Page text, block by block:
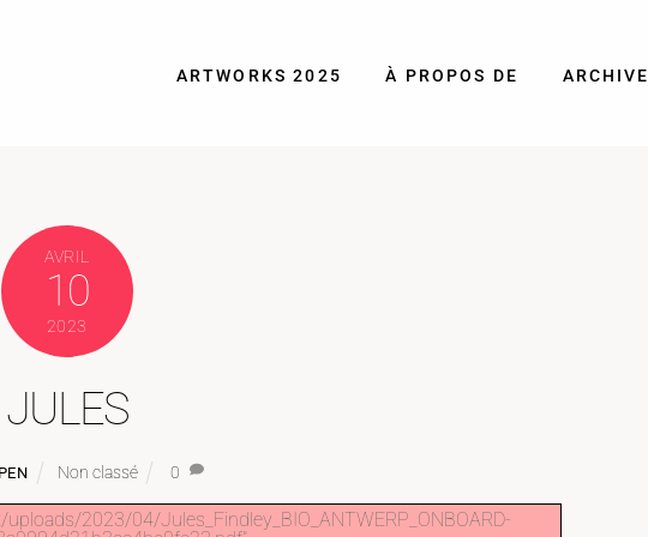
ARTWORKS 2025 À PROPOS DE ARCHIVE
AVRIL
10
2023
JULES
Non classé 0
2023/04/Jules_Findley_BIO_ANTWERP_ONBOARD-